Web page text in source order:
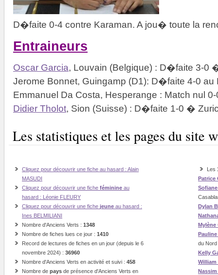
D�faite 0-4 contre Karaman. A jou� toute la
Entraineurs
Oscar Garcia, Louvain (Belgique) : D�faite 3-0
Jerome Bonnet, Guingamp (D1): D�faite 4-0 au
Emmanuel Da Costa, Hesperange : Match nul
Didier Tholot, Sion (Suisse) : D�faite 1-0 �
Les statistiques et les pages du site
Cliquez pour découvrir une fiche au hasard : Alain
MASUDI
Cliquez pour découvrir une fiche féminine au
hasard : Léonie FLEURY
Cliquez pour découvrir une fiche jeune au hasard :
Ines BELMILIANI
Nombre d'Anciens Verts : 1348
Nombre de fiches lues ce jour : 1410
Record de lectures de fiches en un jour (depuis le 6
novembre 2024) : 36960
Nombre d'Anciens Verts en activité et suivi : 458
Nombre de pays de présence d'Anciens Verts en
Les
Patrice
Dylan
Mylène
du Nord
Kelly
William